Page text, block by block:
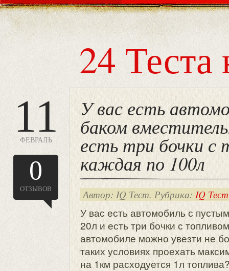
24 Теста
11
ФЕВРАЛЬ
0
ОТЗЫВОВ
У вас есть
баком
есть три бочки с
каждая по 100л
Автор: IQ Тест. Рубрика: IQ Тест
У вас есть автомобиль с
20л и есть три бочки с
автомобиле можно увезти не
таких условиях проехать
на 1км расходуется 1л